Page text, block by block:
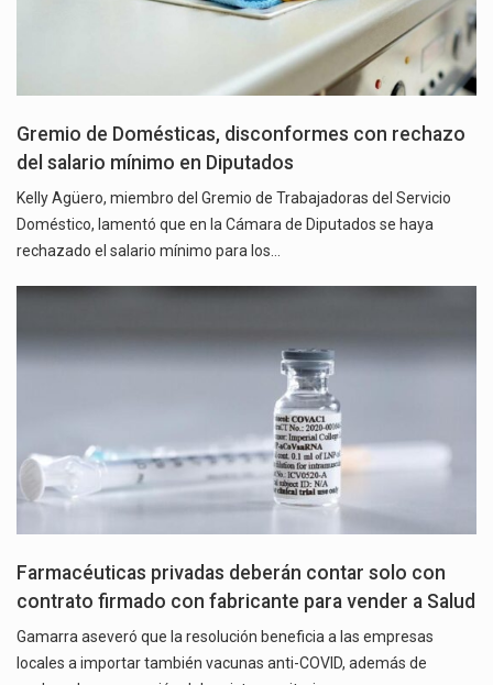
Gremio de Domésticas, disconformes con rechazo
del salario mínimo en Diputados
Kelly Agüero, miembro del Gremio de Trabajadoras del Servicio
Doméstico, lamentó que en la Cámara de Diputados se haya
rechazado el salario mínimo para los…
Farmacéuticas privadas deberán contar solo con
contrato firmado con fabricante para vender a Salud
Gamarra aseveró que la resolución beneficia a las empresas
locales a importar también vacunas anti-COVID, además de